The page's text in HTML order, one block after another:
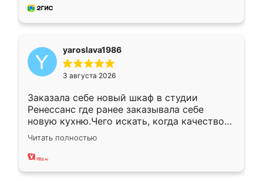
мебель за качественную работу!
yaroslava1986
3 августа 2026
Заказала себе новый шкаф в студии
Ренессанс где ранее заказывала себе
новую кухню.Чего искать, когда качеством
вполне довольна. Служит кухня уже почти
два года, нареканий нет.
Читать полностью